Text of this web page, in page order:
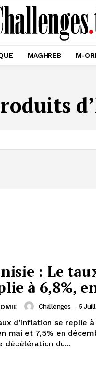
MAGHREB M-
: Le
à 6,8%,
Challenges - 5
d’inflation se replie
mai et 7,5% en
décélération du...